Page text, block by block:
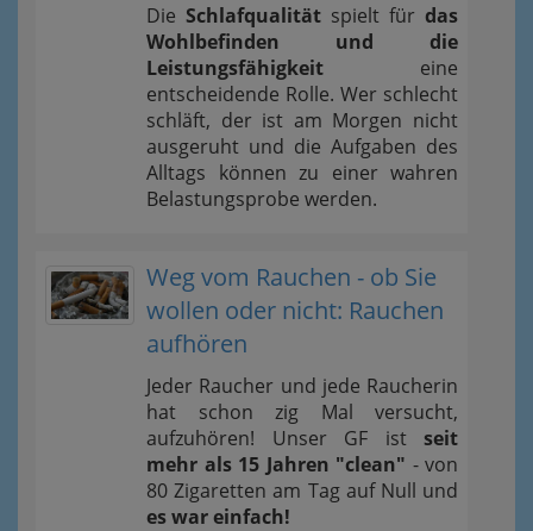
Die Schlafqualität spielt für das
Wohlbefinden und die
Leistungsfähigkeit eine
entscheidende Rolle. Wer schlecht
schläft, der ist am Morgen nicht
ausgeruht und die Aufgaben des
Alltags können zu einer wahren
Belastungsprobe werden.
Weg vom Rauchen - ob Sie
wollen oder nicht: Rauchen
aufhören
Jeder Raucher und jede Raucherin
hat schon zig Mal versucht,
aufzuhören! Unser GF ist seit
mehr als 15 Jahren "clean" - von
80 Zigaretten am Tag auf Null und
es war einfach!